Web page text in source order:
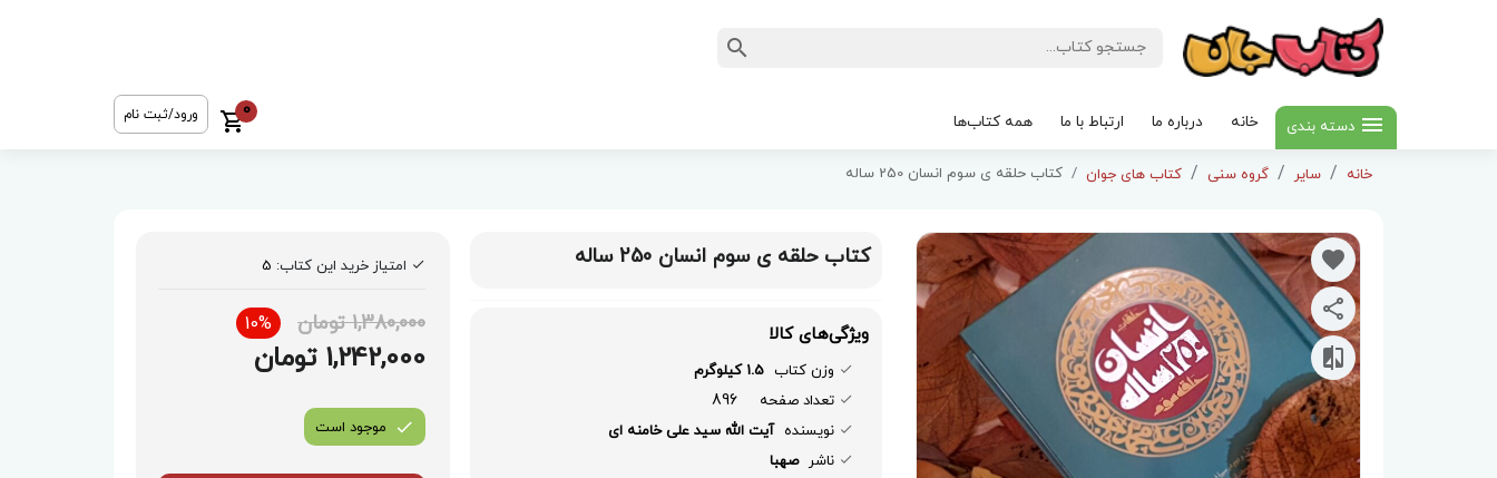
دسته بندی خانه درباره ما ارتباط با ما همه کتاب‌ها
0 ورود/ثبت نام
خانه سایر گروه سنی کتاب های جوان کتاب حلقه ی سوم انسان 250 ساله
کتاب حلقه ی سوم انسان 250 ساله
ویژگی‌های کالا
وزن کتاب 1.5 کیلوگرم
تعداد صفحه
896
نویسنده آیت الله سید علی خامنه ای
ناشر صهبا
امتیاز خرید این کتاب: 5
1,380,000 تومان 10%
1,242,000 تومان
موجود است